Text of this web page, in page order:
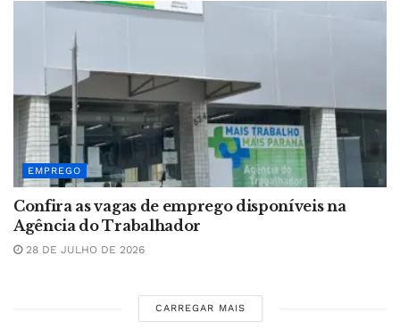
EMPREGO
Confira as vagas de emprego disponíveis na
Agência do Trabalhador
28 DE JULHO DE 2026
CARREGAR MAIS